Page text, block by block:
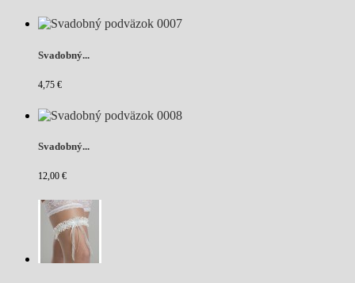
Svadobný...
4,75 €
Svadobný...
12,00 €